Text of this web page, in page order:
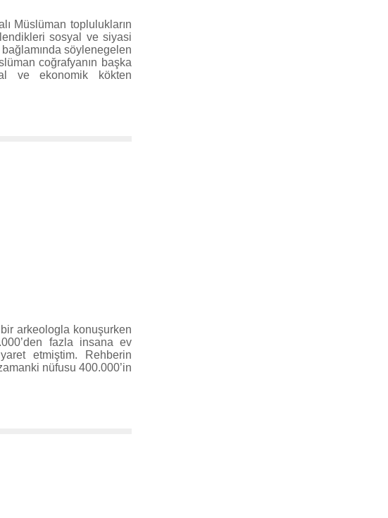
Müslüman toplulukların
sosyal ve siyasi
söylenegelen
coğrafyanın başka
ve ekonomik kökten
arkeologla konuşurken
fazla insana ev
etmiştim. Rehberin
nüfusu 400.000’in